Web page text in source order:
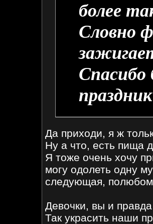
более
Словно
Спасибо
Да приходи, я ж
Ну а что, есть пища
Я тоже очень хочу
могу одолеть одну
следующая,
Девочки, вы и
Так украсить наши